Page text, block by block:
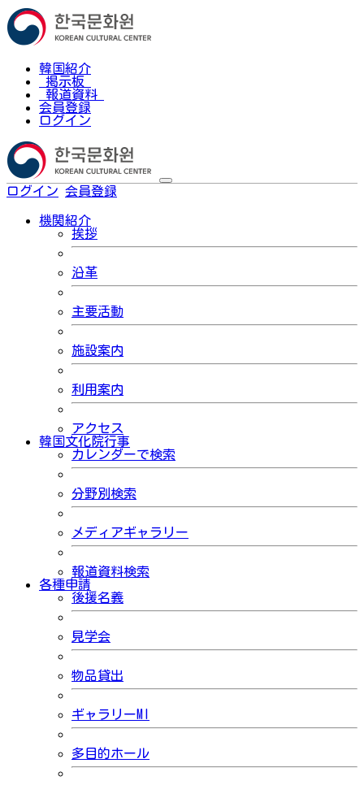
韓国紹介
掲示板
報道資料
会員登録
ログイン
ログイン 会員登録
機関紹介
挨拶
沿革
主要活動
施設案内
利用案内
アクセス
韓国文化院行事
カレンダーで検索
分野別検索
メディアギャラリー
報道資料検索
各種申請
後援名義
見学会
物品貸出
ギャラリーMI
多目的ホール